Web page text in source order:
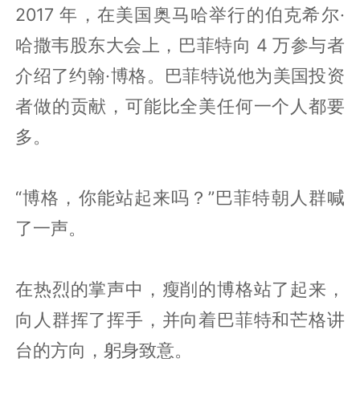
2017 年，在美国奥马哈举行的伯克希尔·
哈撒韦股东大会上，巴菲特向 4 万参与者
介绍了约翰·博格。巴菲特说他为美国投资
者做的贡献，可能比全美任何一个人都要
多。
“博格，你能站起来吗？”巴菲特朝人群喊
了一声。
在热烈的掌声中，瘦削的博格站了起来，
向人群挥了挥手，并向着巴菲特和芒格讲
台的方向，躬身致意。